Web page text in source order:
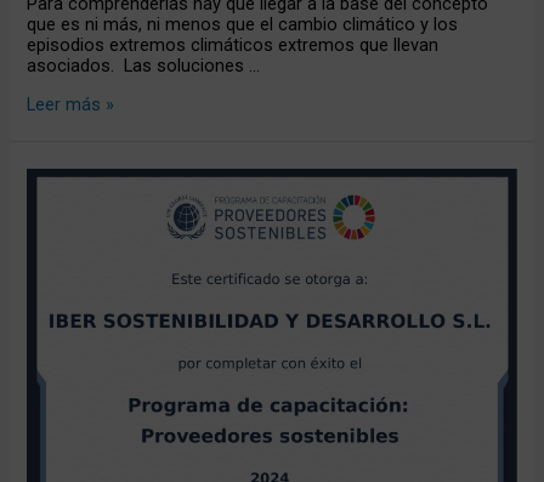
que es ni más, ni menos que el cambio climático y los
episodios extremos climáticos extremos que llevan
asociados. Las soluciones …
Leer más »
Realizamos
Programa
como